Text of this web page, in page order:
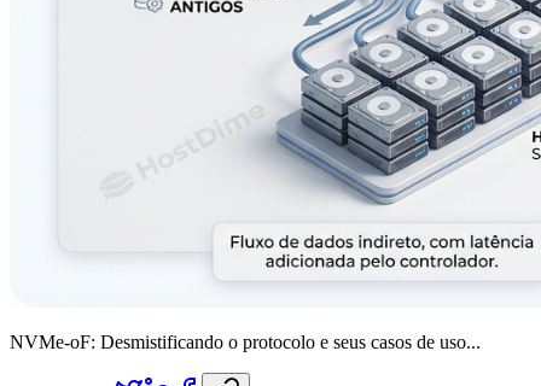
NVMe-oF: Desmistificando o protocolo e seus casos de uso...